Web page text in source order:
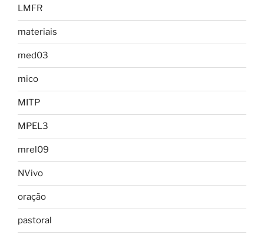
LMFR
materiais
med03
mico
MITP
MPEL3
mrel09
NVivo
oração
pastoral